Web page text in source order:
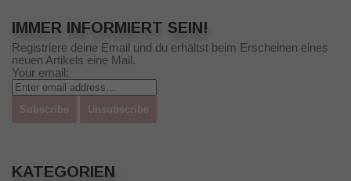
IMMER INFORMIERT SEIN!
Registriere deine Email und du erhältst beim Erscheinen eines
neuen Artikels eine Mail.
Your email:
KATEGORIEN